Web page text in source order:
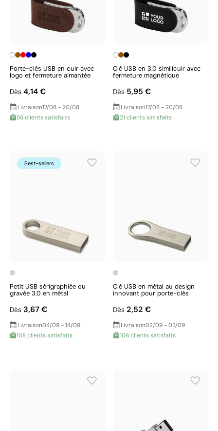
Porte-clés USB en cuir avec
logo et fermeture aimantée
Dès 4,14 €
Livraison17/08 - 20/08
56 clients satisfaits
Clé USB en 3.0 similicuir avec
fermeture magnétique
Dès 5,95 €
Livraison17/08 - 20/08
21 clients satisfaits
Best-sellers
Petit USB sérigraphiée ou
gravée 3.0 en métal
Dès 3,67 €
Livraison04/09 - 14/09
108 clients satisfaits
Clé USB en métal au design
innovant pour porte-clés
Dès 2,52 €
Livraison02/09 - 03/09
106 clients satisfaits